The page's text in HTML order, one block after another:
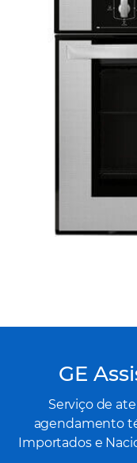
GE
Serviço de
agendamento
Importados e